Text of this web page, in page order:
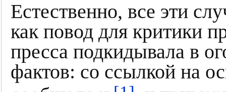
Естественно, все эти
как повод для критики
пресса подкидывала в
фактов: со ссылкой на